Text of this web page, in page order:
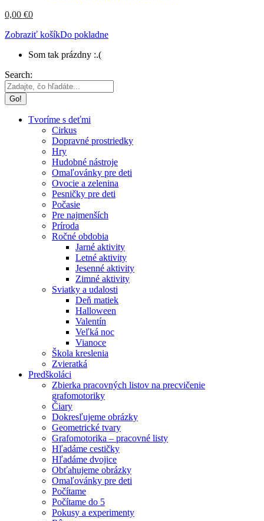
0,00 €0
Zobraziť košíkDo pokladne
Som tak prázdny :.(
Search:
Tvoríme s deťmi
Cirkus
Dopravné prostriedky
Hry
Hudobné nástroje
Omaľovánky pre deti
Ovocie a zelenina
Pesničky pre deti
Počasie
Pre najmenších
Príroda
Ročné obdobia
Jarné aktivity
Letné aktivity
Jesenné aktivity
Zimné aktivity
Sviatky a udalosti
Deň matiek
Halloween
Valentín
Veľká noc
Vianoce
Škola kreslenia
Zvieratká
Predškoláci
Zbierka pracovných listov na precvičenie
grafomotoriky
Čiary
Dokresľujeme obrázky
Geometrické tvary
Grafomotorika – pracovné listy
Hľadáme cestičky
Hľadáme dvojice
Obťahujeme obrázky
Omaľovánky pre deti
Počítame
Počítame do 5
Pokusy a experimenty